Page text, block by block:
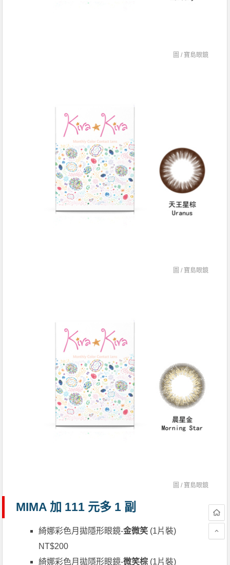
圖 / 寶島眼鏡
圖 / 寶島眼鏡
圖 / 寶島眼鏡
MIMA 加 111 元多 1 副
綺娜彩色月拋隱形眼鏡-金微笑 (1片裝)
NT$200
綺娜彩色月拋隱形眼鏡-微笑棕 (1片裝)